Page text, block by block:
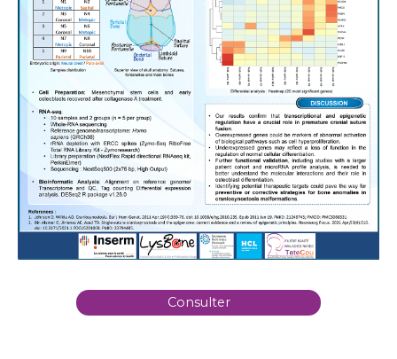
Consulter